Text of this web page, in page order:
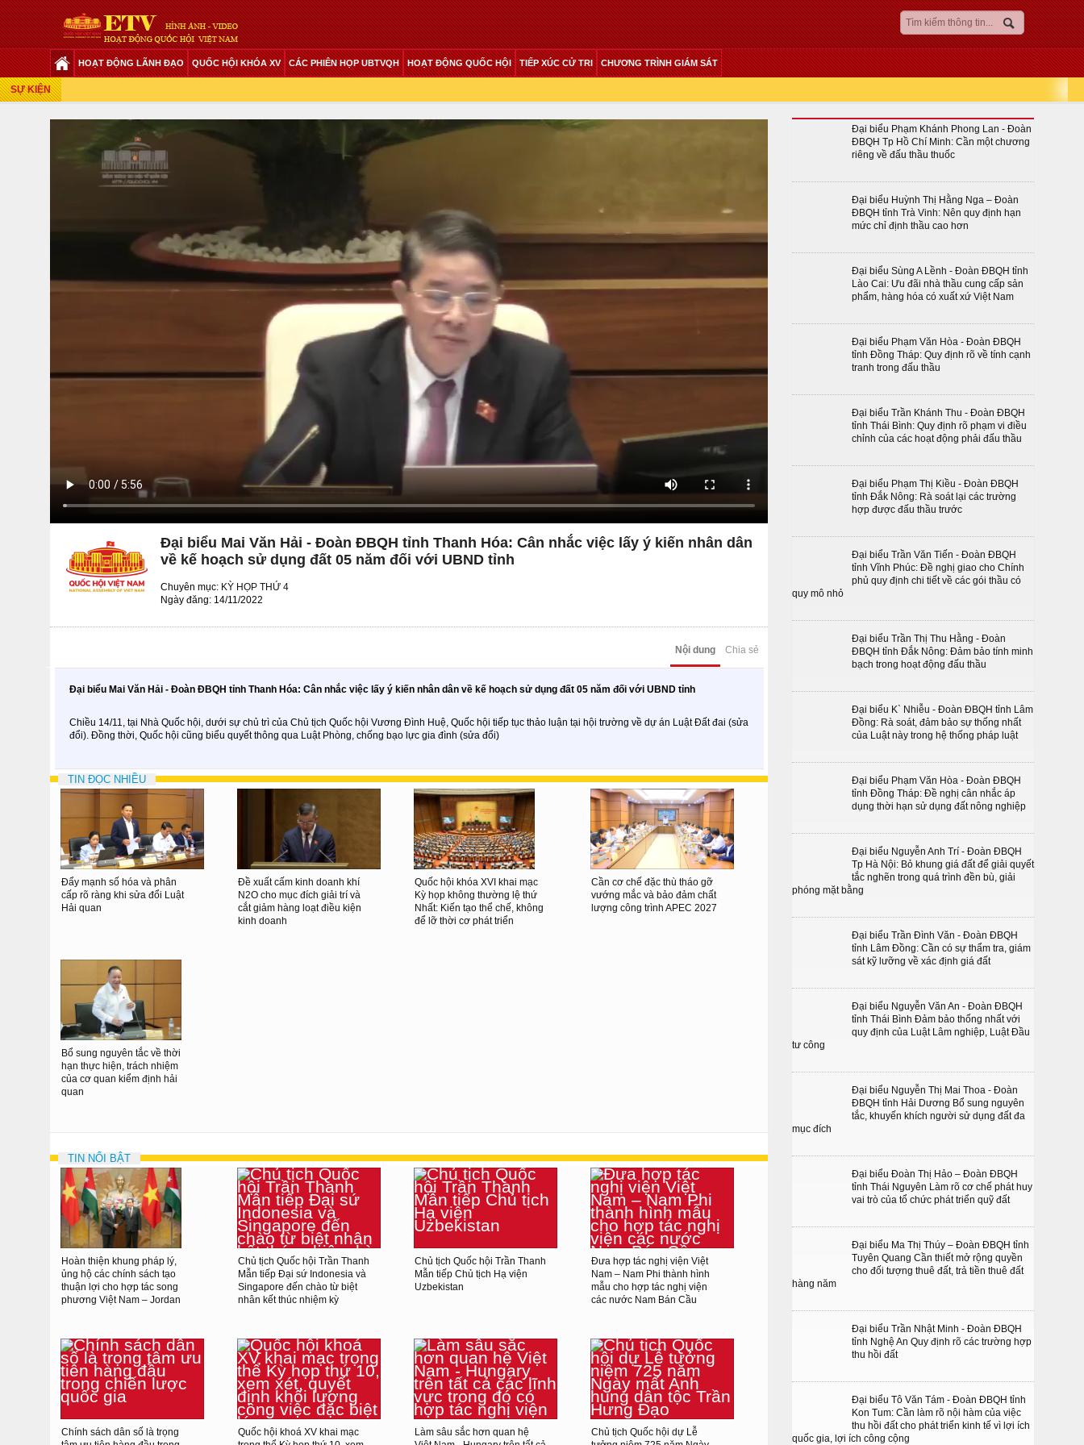
HOẠT ĐỘNG LÃNH ĐẠO QUỐC HỘI KHÓA XV CÁC PHIÊN HỌP UBTVQH HOẠT ĐỘNG QUỐC HỘI TIẾP XÚC CỬ TRI CHƯƠNG TRÌNH GIÁM SÁT
SỰ KIỆN
Đại biểu Mai Văn Hải - Đoàn ĐBQH tỉnh Thanh Hóa: Cân nhắc việc lấy ý kiến nhân dân
về kế hoạch sử dụng đất 05 năm đối với UBND tỉnh
Chuyên mục: KỲ HỌP THỨ 4
Ngày đăng: 14/11/2022
Chia sẻ
Nội dung
Đại biểu Mai Văn Hải - Đoàn ĐBQH tỉnh Thanh Hóa: Cân nhắc việc lấy ý kiến nhân dân về kế hoạch sử dụng đất 05 năm đối với UBND tỉnh
Chiều 14/11, tại Nhà Quốc hội, dưới sự chủ trì của Chủ tịch Quốc hội Vương Đình Huệ, Quốc hội tiếp tục thảo luận tại hội trường về dự án Luật Đất đai (sửa
đổi). Đồng thời, Quốc hội cũng biểu quyết thông qua Luật Phòng, chống bạo lực gia đình (sửa đổi)
TIN ĐỌC NHIỀU
Đẩy mạnh số hóa và phân
cấp rõ ràng khi sửa đổi Luật
Hải quan
Đề xuất cấm kinh doanh khí
N2O cho mục đích giải trí và
cắt giảm hàng loạt điều kiện
kinh doanh
Quốc hội khóa XVI khai mạc
Kỳ họp không thường lệ thứ
Nhất: Kiến tạo thể chế, không
để lỡ thời cơ phát triển
Cần cơ chế đặc thù tháo gỡ
vướng mắc và bảo đảm chất
lượng công trình APEC 2027
Bổ sung nguyên tắc về thời
hạn thực hiện, trách nhiệm
của cơ quan kiểm định hải
quan
TIN NỔI BẬT
Hoàn thiện khung pháp lý,
ủng hộ các chính sách tạo
thuận lợi cho hợp tác song
phương Việt Nam – Jordan
Chủ tịch Quốc hội Trần Thanh
Mẫn tiếp Đại sứ Indonesia và
Singapore đến chào từ biệt
nhân kết thúc nhiệm kỳ
Chủ tịch Quốc hội Trần Thanh
Mẫn tiếp Chủ tịch Hạ viện
Uzbekistan
Đưa hợp tác nghị viện Việt
Nam – Nam Phi thành hình
mẫu cho hợp tác nghị viện
các nước Nam Bán Cầu
Chính sách dân số là trọng
Quốc hội khoá XV khai mạc
Làm sâu sắc hơn quan hệ
Chủ tịch Quốc hội dự Lễ
Đại biểu Phạm Khánh Phong Lan - Đoàn
ĐBQH Tp Hồ Chí Minh: Cần một chương
riêng về đấu thầu thuốc
Đại biểu Huỳnh Thị Hằng Nga – Đoàn
ĐBQH tỉnh Trà Vinh: Nên quy định hạn
mức chỉ định thầu cao hơn
Đại biểu Sùng A Lềnh - Đoàn ĐBQH tỉnh
Lào Cai: Ưu đãi nhà thầu cung cấp sản
phẩm, hàng hóa có xuất xứ Việt Nam
Đại biểu Phạm Văn Hòa - Đoàn ĐBQH
tỉnh Đồng Tháp: Quy định rõ về tính cạnh
tranh trong đấu thầu
Đại biểu Trần Khánh Thu - Đoàn ĐBQH
tỉnh Thái Bình: Quy định rõ phạm vi điều
chỉnh của các hoạt động phải đấu thầu
Đại biểu Phạm Thị Kiều - Đoàn ĐBQH
tỉnh Đắk Nông: Rà soát lại các trường
hợp được đấu thầu trước
Đại biểu Trần Văn Tiến - Đoàn ĐBQH
tỉnh Vĩnh Phúc: Đề nghị giao cho Chính
phủ quy định chi tiết về các gói thầu có
quy mô nhỏ
Đại biểu Trần Thị Thu Hằng - Đoàn
ĐBQH tỉnh Đắk Nông: Đảm bảo tính minh
bạch trong hoạt động đấu thầu
Đại biểu K` Nhiễu - Đoàn ĐBQH tỉnh Lâm
Đồng: Rà soát, đảm bảo sự thống nhất
của Luật này trong hệ thống pháp luật
Đại biểu Phạm Văn Hòa - Đoàn ĐBQH
tỉnh Đồng Tháp: Đề nghị cân nhắc áp
dụng thời hạn sử dụng đất nông nghiệp
Đại biểu Nguyễn Anh Trí - Đoàn ĐBQH
Tp Hà Nội: Bỏ khung giá đất để giải quyết
tắc nghẽn trong quá trình đền bù, giải
phóng mặt bằng
Đại biểu Trần Đình Văn - Đoàn ĐBQH
tỉnh Lâm Đồng: Cần có sự thẩm tra, giám
sát kỹ lưỡng về xác định giá đất
Đại biểu Nguyễn Văn An - Đoàn ĐBQH
tỉnh Thái Bình Đảm bảo thống nhất với
quy định của Luật Lâm nghiệp, Luật Đầu
tư công
Đại biểu Nguyễn Thị Mai Thoa - Đoàn
ĐBQH tỉnh Hải Dương Bổ sung nguyên
tắc, khuyến khích người sử dụng đất đa
mục đích
Đại biểu Đoàn Thị Hảo – Đoàn ĐBQH
tỉnh Thái Nguyên Làm rõ cơ chế phát huy
vai trò của tổ chức phát triển quỹ đất
Đại biểu Ma Thị Thúy – Đoàn ĐBQH tỉnh
Tuyên Quang Cần thiết mở rộng quyền
cho đối tượng thuê đất, trả tiền thuê đất
hàng năm
Đại biểu Trần Nhật Minh - Đoàn ĐBQH
tỉnh Nghệ An Quy định rõ các trường hợp
thu hồi đất
Đại biểu Tô Văn Tám - Đoàn ĐBQH tỉnh
Kon Tum: Cần làm rõ nội hàm của việc
thu hồi đất cho phát triển kinh tế vì lợi ích
quốc gia, lợi ích công cộng